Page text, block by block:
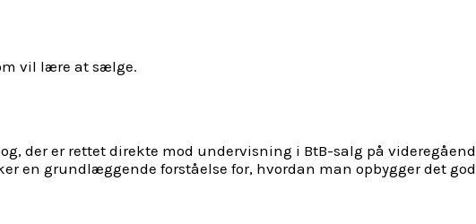
vil lære at sælge.
der er rettet direkte mod undervisning i BtB-salg på
en grundlæggende forståelse for, hvordan man opbygger det